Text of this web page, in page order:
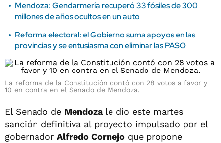
Mendoza: Gendarmería recuperó 33 fósiles de 300
millones de años ocultos en un auto
Reforma electoral: el Gobierno suma apoyos en las
provincias y se entusiasma con eliminar las PASO
La reforma de la Constitución contó con 28 votos a favor y
10 en contra en el Senado de Mendoza.
El Senado de Mendoza le dio este martes
sanción definitiva al proyecto impulsado por el
gobernador Alfredo Cornejo que propone